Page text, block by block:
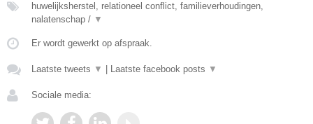
huwelijksherstel, relationeel conflict, familieverhoudingen,
nalatenschap / ▼
Er wordt gewerkt op afspraak.
Laatste tweets ▼ Laatste facebook posts ▼
Sociale media: